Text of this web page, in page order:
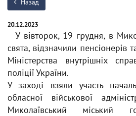
Назад
20.12.2023
У вівторок, 19 грудня, в
свята, відзначили пенсіонерів
Міністерства внутрішніх
поліції України.
У заході взяли участь
обласної військової
Миколаївський міський